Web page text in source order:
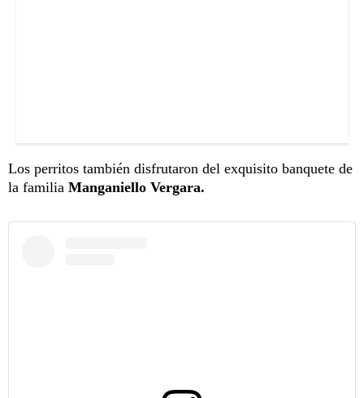
Los perritos también disfrutaron del exquisito banquete de
la familia Manganiello Vergara.